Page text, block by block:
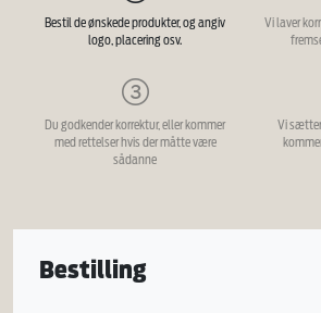
Bestil de ønskede produkter, og angiv
logo, placering osv.
Vi laver
Du godkender korrektur, eller kommer
med rettelser hvis der måtte være
sådanne
Vi
Bestilling